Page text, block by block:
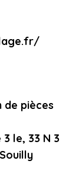
de pièces
le, 33 N 3